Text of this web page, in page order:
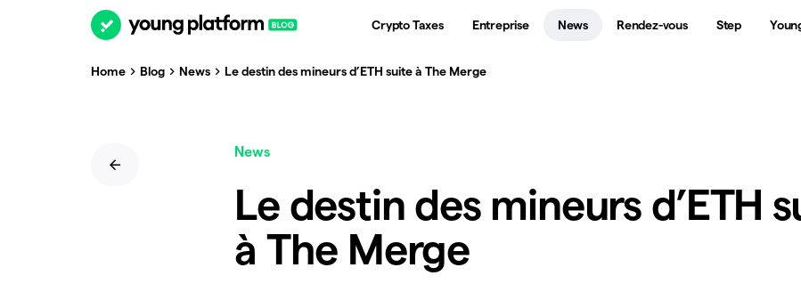
Crypto Taxes Entreprise News Rendez-vous Step
Home Blog News Le destin des mineurs d’ETH suite à The Merge
News
Le destin des mineurs d’ETH
à The Merge